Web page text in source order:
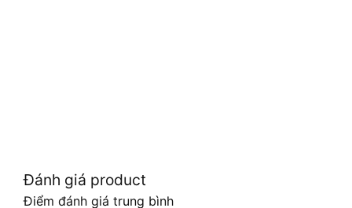
Đánh giá product
Điểm đánh giá trung bình